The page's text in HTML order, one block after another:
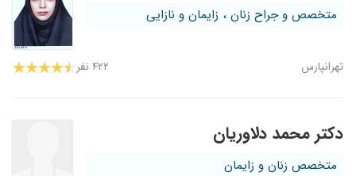
متخصص و جراح زنان ، زایمان و نازایی
تهرانپارس ۴۲۲ نفر
دکتر محمد دلاوریان
متخصص زنان و زایمان